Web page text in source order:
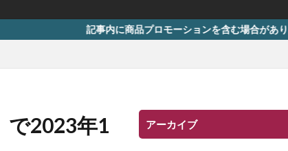
記事内に商品プロモーションを含む場合があります
2023年1
アーカイブ